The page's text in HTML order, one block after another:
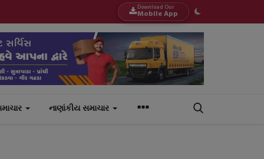
Download Our
Mobile App
નાણાંકીય સમાચાર